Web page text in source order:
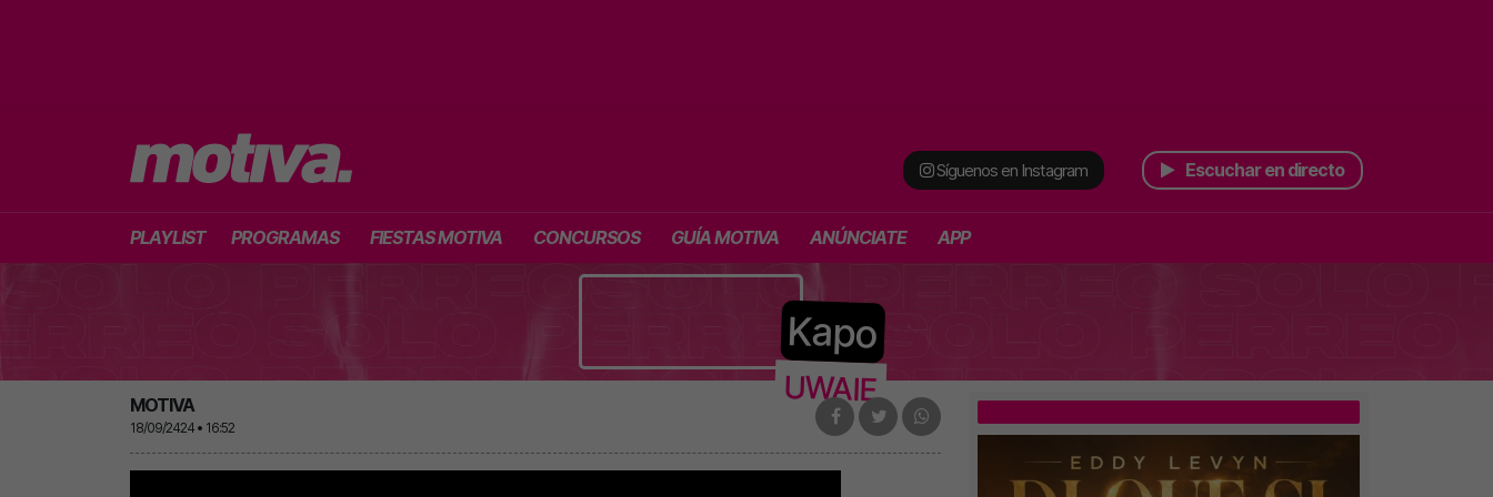
Síguenos en Instagram Escuchar en directo
PLAYLIST PROGRAMAS FIESTAS MOTIVA CONCURSOS GUÍA MOTIVA ANÚNCIATE APP
Kapo
UWAIE
MOTIVA
18/09/2424 • 16:52